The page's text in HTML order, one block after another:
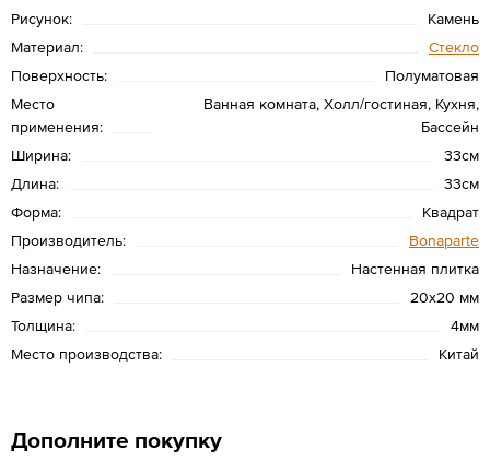
Рисунок:
Камень
Материал:
Стекло
Поверхность:
Полуматовая
Место
применения:
Ванная комната, Холл/гостиная, Кухня,
Бассейн
Ширина:
33см
Длина:
33см
Форма:
Квадрат
Производитель:
Bonaparte
Назначение:
Настенная плитка
Размер чипа:
20x20 мм
Толщина:
4мм
Место производства:
Китай
Дополните покупку